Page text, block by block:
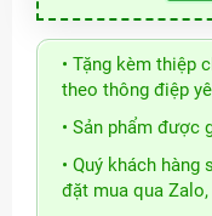
• Tặng kèm thiệp
theo thông điệp
• Sản phẩm được
• Quý khách
đặt mua qua Zalo,